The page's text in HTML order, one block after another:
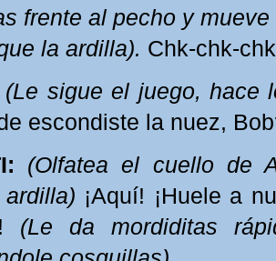
frente al pecho y
la ardilla). Chk-chk-
(Le sigue el juego, hace
escondiste la nuez,
(Olfatea el cuello de
¡Aquí! ¡Huele a
(Le da mordiditas